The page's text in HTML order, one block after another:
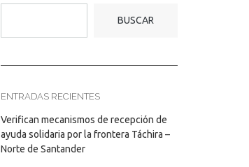
BUSCAR
ENTRADAS RECIENTES
Verifican mecanismos de recepción de
ayuda solidaria por la frontera Táchira –
Norte de Santander